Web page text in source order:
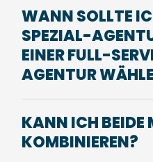
WANN SOLLTE
SPEZIAL-
EINER FULL-
AGENTUR
KANN ICH BEIDE
KOMBINIEREN?